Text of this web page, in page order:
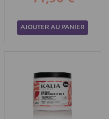
AJOUTER AU PANIER